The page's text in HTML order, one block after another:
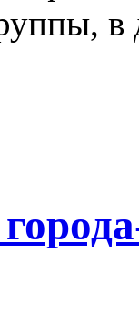
в